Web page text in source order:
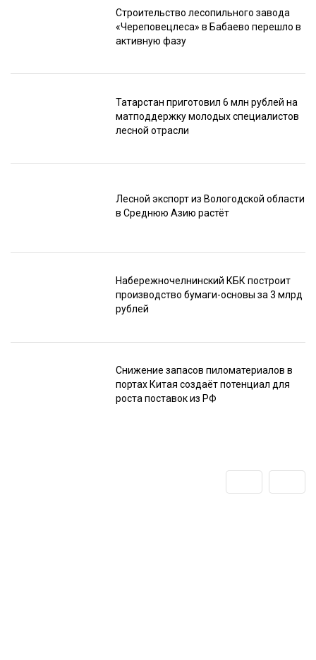
Строительство лесопильного завода
«Череповецлеса» в Бабаево перешло в
активную фазу
Татарстан приготовил 6 млн рублей на
матподдержку молодых специалистов
лесной отрасли
Лесной экспорт из Вологодской области
в Среднюю Азию растёт
Набережночелнинский КБК построит
производство бумаги-основы за 3 млрд
рублей
Снижение запасов пиломатериалов в
портах Китая создаёт потенциал для
роста поставок из РФ